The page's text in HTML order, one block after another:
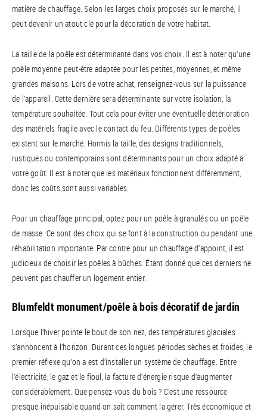
matière de chauffage. Selon les larges choix proposés sur le marché, il
peut devenir un atout clé pour la décoration de votre habitat.
La taille de la poêle est déterminante dans vos choix. Il est à noter qu’une
poêle moyenne peut-être adaptée pour les petites, moyennes, et même
grandes maisons. Lors de votre achat, renseignez-vous sur la puissance
de l’appareil. Cette dernière sera déterminante sur votre isolation, la
température souhaitée. Tout cela pour éviter une éventuelle détérioration
des matériels fragile avec le contact du feu. Différents types de poêles
existent sur le marché. Hormis la taille, des designs traditionnels,
rustiques ou contemporains sont déterminants pour un choix adapté à
votre goût. Il est à noter que les matériaux fonctionnent différemment,
donc les coûts sont aussi variables.
Pour un chauffage principal, optez pour un poêle à granulés ou un poêle
de masse. Ce sont des choix qui se font à la construction ou pendant une
réhabilitation importante. Par contre pour un chauffage d’appoint, il est
judicieux de choisir les poêles à bûches. Étant donné que ces derniers ne
peuvent pas chauffer un logement entier.
Blumfeldt monument/poêle à bois décoratif de jardin
Lorsque l’hiver pointe le bout de son nez, des températures glaciales
s’annoncent à l’horizon. Durant ces longues périodes sèches et froides, le
premier réflexe qu’on a est d’installer un système de chauffage. Entre
l’électricité, le gaz et le fioul, la facture d’énergie risque d’augmenter
considérablement. Que pensez-vous du bois ? C’est une ressource
presque inépuisable quand on sait comment la gérer. Très économique et